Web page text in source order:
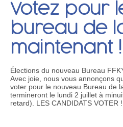
Votez pour
bureau de
maintenant !
Élections du nouveau Bureau
Avec joie, nous vous annonçons
voter pour le nouveau Bureau de
termineront le lundi 2 juillet à
retard). LES CANDIDATS VOTER !